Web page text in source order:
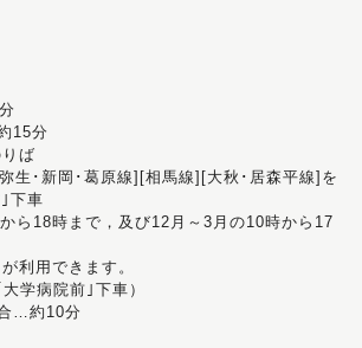
15分
ば
生･新岡･葛原線][相馬線][大秋･居森平線]を
下車
ら18時まで，及び12月～3月の10時から17
利用できます。
学病院前｣下車）
…約10分